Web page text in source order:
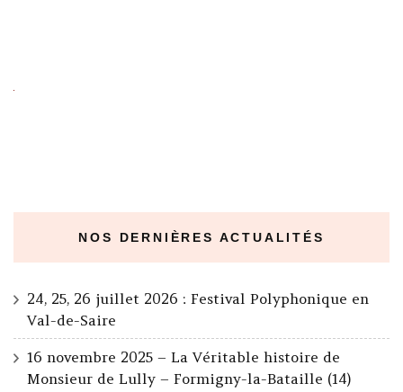
NOS DERNIÈRES ACTUALITÉS
24, 25, 26 juillet 2026 : Festival Polyphonique en
Val-de-Saire
16 novembre 2025 – La Véritable histoire de
Monsieur de Lully – Formigny-la-Bataille (14)